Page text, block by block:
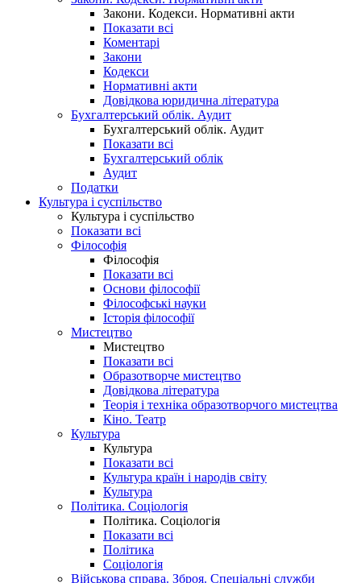
Закони. Кодекси. Нормативні акти
Показати всі
Коментарі
Закони
Кодекси
Нормативні акти
Довідкова юридична література
Бухгалтерський облік. Аудит
Бухгалтерський облік. Аудит
Показати всі
Бухгалтерський облік
Аудит
Податки
Культура і суспільство
Культура і суспільство
Показати всі
Філософія
Філософія
Показати всі
Основи філософії
Філософські науки
Історія філософії
Мистецтво
Мистецтво
Показати всі
Образотворче мистецтво
Довідкова література
Теорія і техніка образотворчого мистецтва
Кіно. Театр
Культура
Культура
Показати всі
Культура країн і народів світу
Культура
Політика. Соціологія
Політика. Соціологія
Показати всі
Політика
Соціологія
Військова справа. Зброя. Спеціальні служби